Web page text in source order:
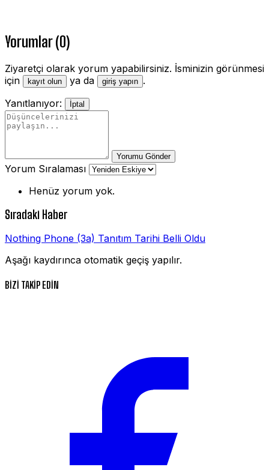
Yorumlar (0)
Ziyaretçi olarak yorum yapabilirsiniz. İsminizin görünmesi
için
kayıt olun ya da giriş yapın .
Yanıtlanıyor:
İptal
Yorumu Gönder
Yorum Sıralaması
Henüz yorum yok.
Sıradaki Haber
Nothing Phone (3a) Tanıtım Tarihi Belli Oldu
Aşağı kaydırınca otomatik geçiş yapılır.
BİZİ TAKİP EDİN